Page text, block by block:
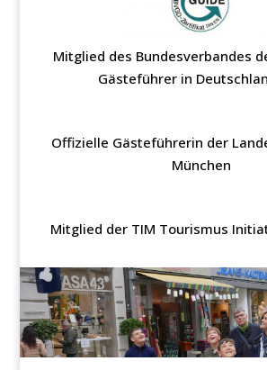
Mitglied des Bundesverbandes
Gästeführer in
Offizielle Gästeführerin der
München
Mitglied der TIM Tourismus